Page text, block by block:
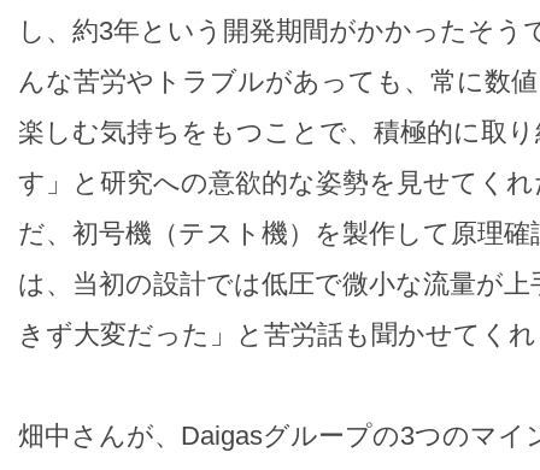
し、約3年という開発期間がかかったそう
んな苦労やトラブルがあっても、常に数
楽しむ気持ちをもつことで、積極的に取
す」と研究への意欲的な姿勢を見せてく
だ、初号機（テスト機）を製作して原理
は、当初の設計では低圧で微小な流量が
きず大変だった」と苦労話も聞かせてく
畑中さんが、Daigasグループの3つのマイ